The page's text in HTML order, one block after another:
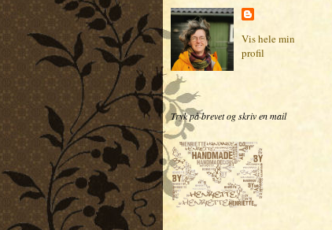
Vis hele min
profil
Tryk på brevet og skriv en mail